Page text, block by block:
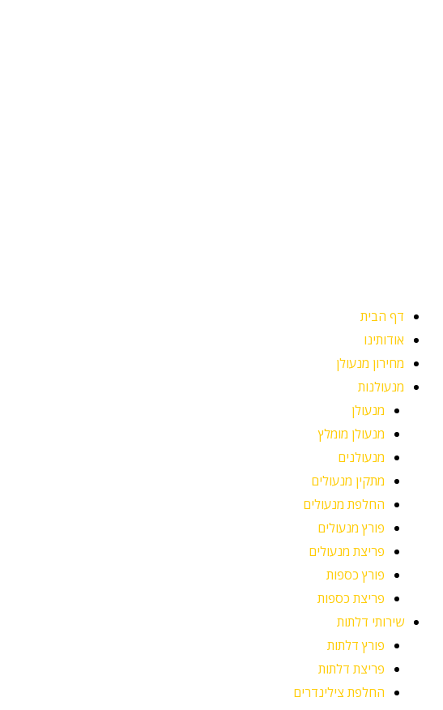
דף הבית
אודותינו
מחירון מנעולן
מנעולנות
מנעולן
מנעולן מומלץ
מנעולנים
מתקין מנעולים
החלפת מנעולים
פורץ מנעולים
פריצת מנעולים
פורץ כספות
פריצת כספות
שירותי דלתות
פורץ דלתות
פריצת דלתות
החלפת צילינדרים